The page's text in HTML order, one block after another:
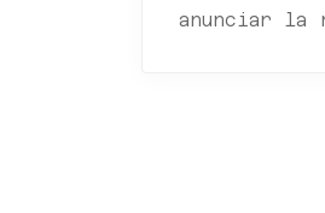
anunciar la